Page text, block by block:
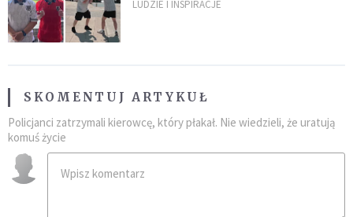
spełnić marzenie 80-letniego
LUDZIE I INSPIRACJE
SKOMENTUJ ARTYKUŁ
Policjanci zatrzymali kierowcę, który płakał. Nie wiedzieli, że uratują
komuś życie